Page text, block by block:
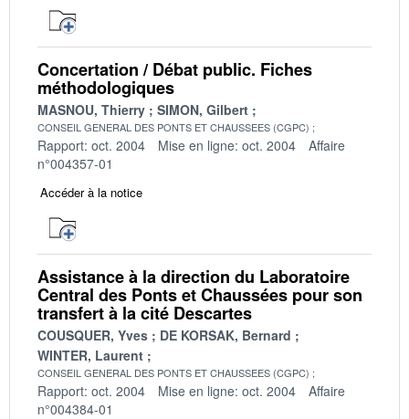
Concertation / Débat public. Fiches
méthodologiques
MASNOU, Thierry SIMON, Gilbert
CONSEIL GENERAL DES PONTS ET CHAUSSEES (CGPC)
Rapport: oct. 2004 Mise en ligne: oct. 2004
Affaire
n°004357-01
Accéder à la notice
Assistance à la direction du Laboratoire
Central des Ponts et Chaussées pour son
transfert à la cité Descartes
COUSQUER, Yves
DE KORSAK, Bernard
WINTER, Laurent
CONSEIL GENERAL DES PONTS ET CHAUSSEES (CGPC)
Rapport: oct. 2004 Mise en ligne: oct. 2004
Affaire
n°004384-01